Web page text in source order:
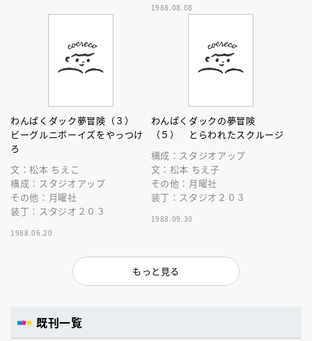
1988.08.08
わんぱくダック夢冒険（３）
ビーグルニボーイズをやっつけ
ろ
文：松本 ちえこ
構成：スタジオアップ
その他：月曜社
装丁：スタジオ２０３
1988.06.20
わんぱくダックの夢冒険
（５） とらわれたスクルージ
構成：スタジオアップ
文：松本 ちえ子
その他：月曜社
装丁：スタジオ２０３
1988.09.30
もっと見る
既刊一覧